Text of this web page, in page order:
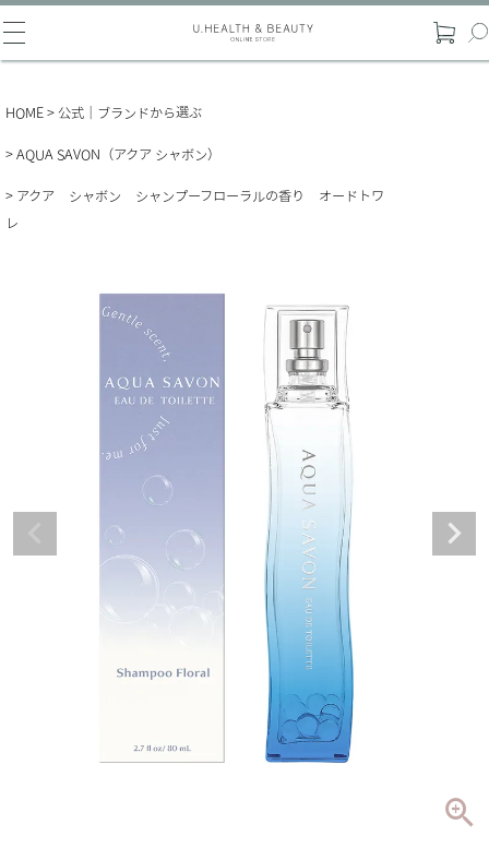
HOME 公式｜ブランドから選ぶ
AQUA SAVON（アクア シャボン）
アクア シャボン シャンプーフローラルの香り オードトワ
レ